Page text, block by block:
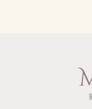
【年賀状用データプラ